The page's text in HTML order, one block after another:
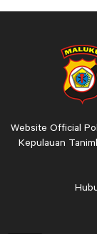
Website Official
Kepulauan